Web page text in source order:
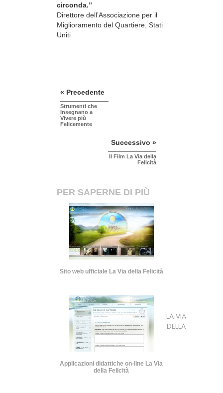
circonda.”
Direttore dell’Associazione per il
Miglioramento del Quartiere, Stati
Uniti
« Precedente
Strumenti che
Insegnano a
Vivere più
Felicemente
Successivo »
Il Film La Via della
Felicità
PER SAPERNE DI PIÙ
Sito web ufficiale La Via della Felicità
Applicazioni didattiche on-line La Via
della Felicità
LA VIA
DELLA